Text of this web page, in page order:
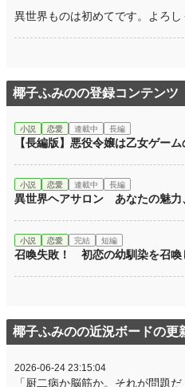
異世界ものは初めてです。よろし
椰子ふみのの登録コンテンツ
小説 恋愛 連載中 長編
【長編版】悪役令嬢は乙女ゲー
小説 恋愛 連載中 長編
異世界ヘアサロン あなたの魅力
小説 恋愛 完結 短編
召喚失敗！ 初恋の幼馴染を召喚
椰子ふみのの近況ボードの更
2026-06-24 23:15:04
「厨二病か脳筋か。それが問題